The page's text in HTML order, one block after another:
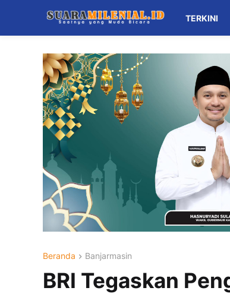
TERKINI
Beranda Banjarmasin
BRI Tegaskan